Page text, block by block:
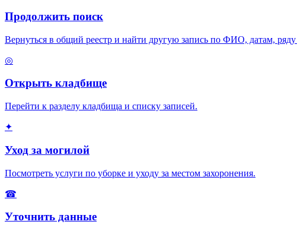
Продолжить поиск
Вернуться в общий реестр и найти другую запись по ФИО, датам, ряду
◎
Открыть кладбище
Перейти к разделу кладбища и списку записей.
✦
Уход за могилой
Посмотреть услуги по уборке и уходу за местом захоронения.
☎
Уточнить данные